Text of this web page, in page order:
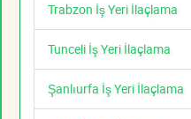
Trabzon İş Yeri İlaçlama
Tunceli İş Yeri İlaçlama
Şanlıurfa İş Yeri İlaçlama